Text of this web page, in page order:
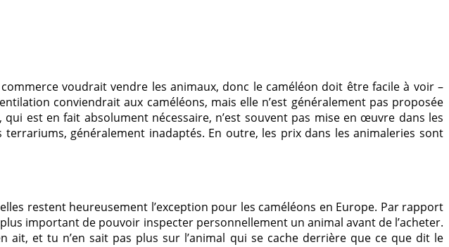
voudrait vendre les animaux, donc le caméléon doit être facile à voir –
conviendrait aux caméléons, mais elle n’est généralement pas proposée
est en fait absolument nécessaire, n’est souvent pas mise en œuvre dans les
généralement inadaptés. En outre, les prix dans les animaleries sont
restent heureusement l’exception pour les caméléons en Europe. Par rapport
important de pouvoir inspecter personnellement un animal avant de l’acheter.
et tu n’en sait pas plus sur l’animal qui se cache derrière que ce que dit le